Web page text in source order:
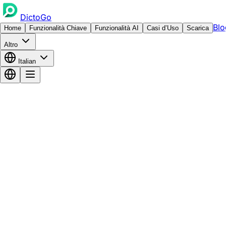
DictoGo
Home Funzionalità Chiave Funzionalità AI Casi d’Uso Scarica
Altro
Italian